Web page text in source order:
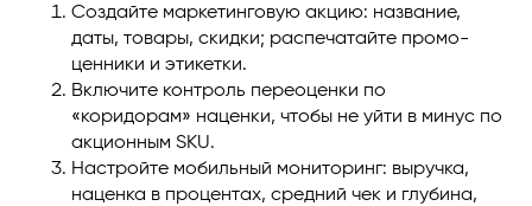
Создайте маркетинговую акцию: название,
даты, товары, скидки; распечатайте промо-
ценники и этикетки.
Включите контроль переоценки по
«коридорам» наценки, чтобы не уйти в минус по
акционным SKU.
Настройте мобильный мониторинг: выручка,
наценка в процентах, средний чек и глубина,